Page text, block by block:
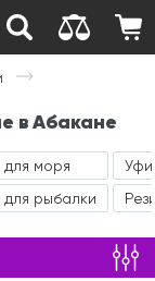
в Абакане
для моря
для рыбалки